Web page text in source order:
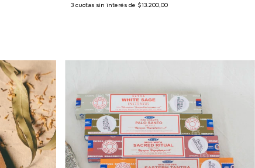
3 cuotas sin interés de $13.200,00